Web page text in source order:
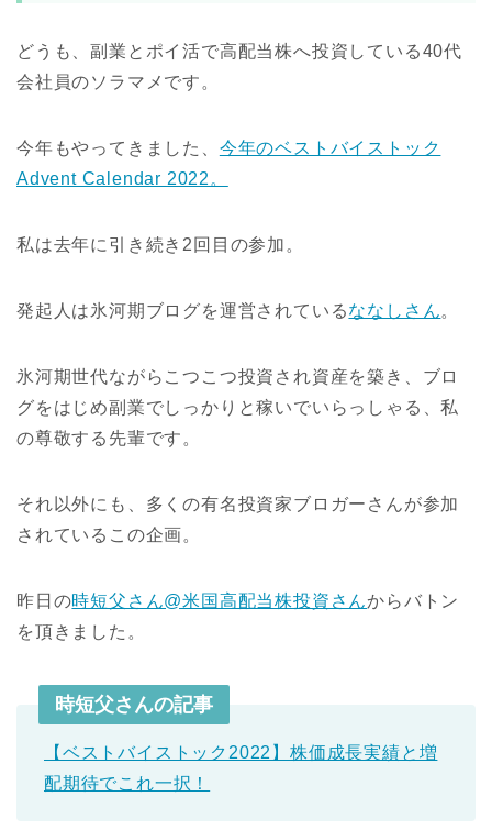
どうも、副業とポイ活で高配当株へ投資している40代
会社員のソラマメです。
今年もやってきました、 今年のベストバイストック
Advent Calendar 2022。
私は去年に引き続き2回目の参加。
発起人は氷河期ブログを運営されているななしさん。
氷河期世代ながらこつこつ投資され資産を築き、ブロ
グをはじめ副業でしっかりと稼いでいらっしゃる、私
の尊敬する先輩です。
それ以外にも、多くの有名投資家ブロガーさんが参加
されているこの企画。
昨日の時短父さん@米国高配当株投資さんからバトン
を頂きました。
時短父さんの記事
【ベストバイストック2022】株価成長実績と増
配期待でこれ一択！